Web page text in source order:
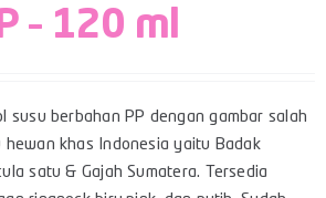
– 120 ml
susu berbahan PP dengan gambar salah
hewan khas Indonesia yaitu Badak
satu & Gajah Sumatera. Tersedia